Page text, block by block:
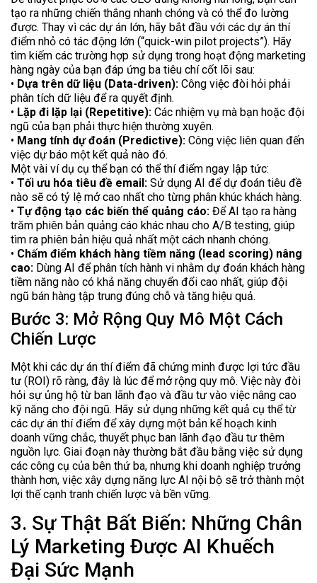
tạo ra những chiến thắng nhanh chóng và có thể đo lường
được. Thay vì các dự án lớn, hãy bắt đầu với các dự án thí
điểm nhỏ có tác động lớn (“quick-win pilot projects”). Hãy
tìm kiếm các trường hợp sử dụng trong hoạt động marketing
hàng ngày của bạn đáp ứng ba tiêu chí cốt lõi sau:
• Dựa trên dữ liệu (Data-driven): Công việc đòi hỏi phải
phân tích dữ liệu để ra quyết định.
• Lặp đi lặp lại (Repetitive): Các nhiệm vụ mà bạn hoặc đội
ngũ của bạn phải thực hiện thường xuyên.
• Mang tính dự đoán (Predictive): Công việc liên quan đến
việc dự báo một kết quả nào đó.
Một vài ví dụ cụ thể bạn có thể thí điểm ngay lập tức:
• Tối ưu hóa tiêu đề email: Sử dụng AI để dự đoán tiêu đề
nào sẽ có tỷ lệ mở cao nhất cho từng phân khúc khách hàng.
• Tự động tạo các biến thể quảng cáo: Để AI tạo ra hàng
trăm phiên bản quảng cáo khác nhau cho A/B testing, giúp
tìm ra phiên bản hiệu quả nhất một cách nhanh chóng.
• Chấm điểm khách hàng tiềm năng (lead scoring) nâng
cao: Dùng AI để phân tích hành vi nhằm dự đoán khách hàng
tiềm năng nào có khả năng chuyển đổi cao nhất, giúp đội
ngũ bán hàng tập trung đúng chỗ và tăng hiệu quả.
Bước 3: Mở Rộng Quy Mô Một Cách
Chiến Lược
Một khi các dự án thí điểm đã chứng minh được lợi tức đầu
tư (ROI) rõ ràng, đây là lúc để mở rộng quy mô. Việc này đòi
hỏi sự ủng hộ từ ban lãnh đạo và đầu tư vào việc nâng cao
kỹ năng cho đội ngũ. Hãy sử dụng những kết quả cụ thể từ
các dự án thí điểm để xây dựng một bản kế hoạch kinh
doanh vững chắc, thuyết phục ban lãnh đạo đầu tư thêm
nguồn lực. Giai đoạn này thường bắt đầu bằng việc sử dụng
các công cụ của bên thứ ba, nhưng khi doanh nghiệp trưởng
thành hơn, việc xây dựng năng lực AI nội bộ sẽ trở thành một
lợi thế cạnh tranh chiến lược và bền vững.
3. Sự Thật Bất Biến: Những Chân
Lý Marketing Được AI Khuếch
Đại Sức Mạnh